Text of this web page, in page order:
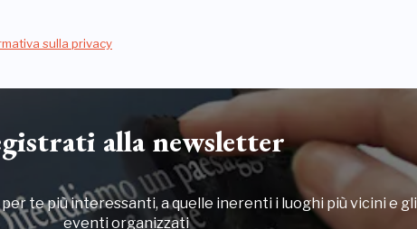
sulla privacy
alla newsletter
te più interessanti, a quelle inerenti i luoghi più vicini e gli
eventi organizzati